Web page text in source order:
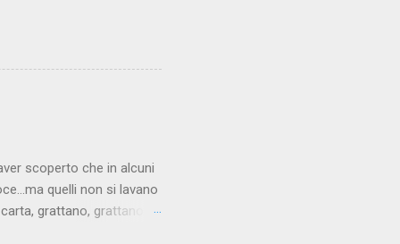
del suo albergo alla
pensare. Non si tratta di
e sbrigare la faccenda.
scoperto che in alcuni
quelli non si lavano
grattano, grattano, e